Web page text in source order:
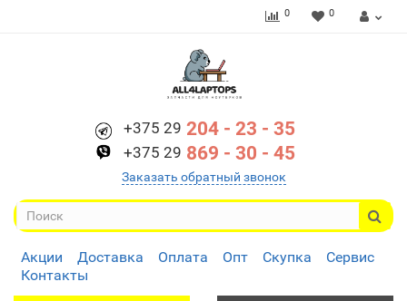
0 0
+375 29 204 - 23 - 35
+375 29 869 - 30 - 45
Заказать обратный звонок
Акции Доставка Оплата Опт Скупка
Сервис
Контакты